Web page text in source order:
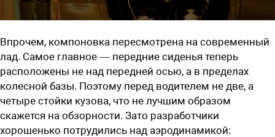
Впрочем, компоновка пересмотрена на современный
лад. Самое главное — передние сиденья теперь
расположены не над передней осью, а в пределах
колесной базы. Поэтому перед водителем не две, а
четыре стойки кузова, что не лучшим образом
скажется на обзорности. Зато разработчики
хорошенько потрудились над аэродинамикой: